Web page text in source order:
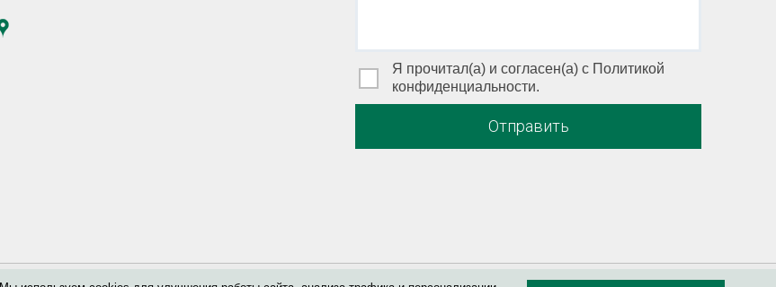
Я прочитал(а) и согласен(а) с Политикой
конфиденциальности.
Отправить